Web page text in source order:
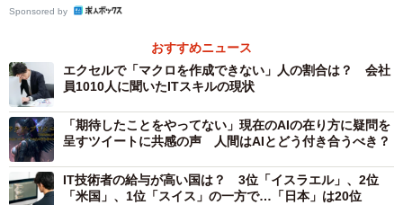
Sponsored by
おすすめニュース
エクセルで「マクロを作成できない」人の割合は？ 会社
員1010人に聞いたITスキルの現状
「期待したことをやってない」現在のAIの在り方に疑問を
呈すツイートに共感の声 人間はAIとどう付き合うべき？
IT技術者の給与が高い国は？ 3位「イスラエル」、2位
「米国」、1位「スイス」の一方で…「日本」は20位